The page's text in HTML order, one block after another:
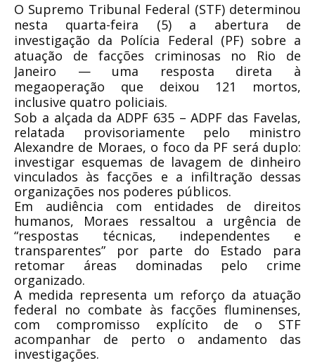
O Supremo Tribunal Federal (STF) determinou
nesta quarta-feira (5) a abertura de
investigação da Polícia Federal (PF) sobre a
atuação de facções criminosas no Rio de
Janeiro — uma resposta direta à
megaoperação que deixou 121 mortos,
inclusive quatro policiais.
Sob a alçada da ADPF 635 – ADPF das Favelas,
relatada provisoriamente pelo ministro
Alexandre de Moraes, o foco da PF será duplo:
investigar esquemas de lavagem de dinheiro
vinculados às facções e a infiltração dessas
organizações nos poderes públicos.
Em audiência com entidades de direitos
humanos, Moraes ressaltou a urgência de
“respostas técnicas, independentes e
transparentes” por parte do Estado para
retomar áreas dominadas pelo crime
organizado.
A medida representa um reforço da atuação
federal no combate às facções fluminenses,
com compromisso explícito de o STF
acompanhar de perto o andamento das
investigações.